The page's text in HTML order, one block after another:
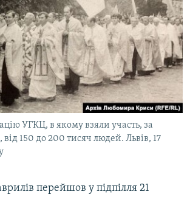
УГКЦ, в якому взяли участь, за
150 до 200 тисяч людей. Львів, 17
перейшов у підпілля 21